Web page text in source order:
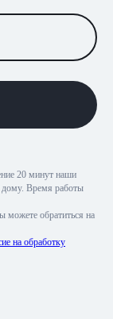
20 минут наши
дому. Время работы
можете обратиться на
на обработку